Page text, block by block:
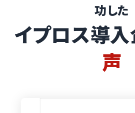
功した
イプロス導
声